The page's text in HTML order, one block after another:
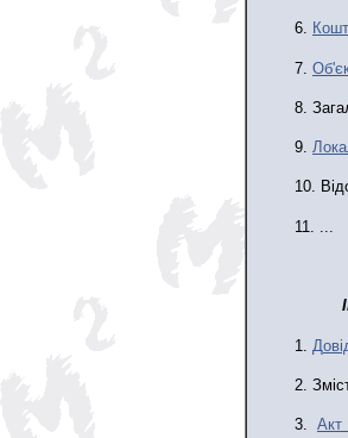
6.
7.
8.
9.
10.
11. ...
1. Д
2.
3. Акт